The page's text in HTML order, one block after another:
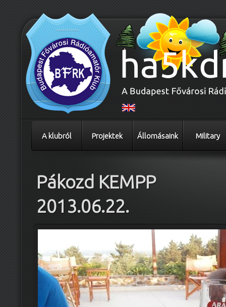
A klubról Projektek Állomásaink Military
Pákozd KEMPP
2013.06.22.